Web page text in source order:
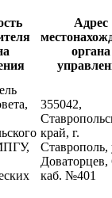
Адрес
органа
355042,
край, г.
Ставрополь,
Доваторцев,
каб. №401